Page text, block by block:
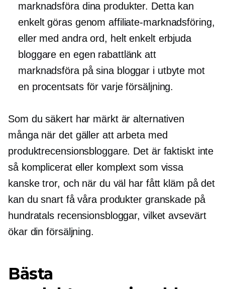
marknadsföra dina produkter. Detta kan
enkelt göras genom affiliate-marknadsföring,
eller med andra ord, helt enkelt erbjuda
bloggare en egen rabattlänk att
marknadsföra på sina bloggar i utbyte mot
en procentsats för varje försäljning.
Som du säkert har märkt är alternativen
många när det gäller att arbeta med
produktrecensionsbloggare. Det är faktiskt inte
så komplicerat eller komplext som vissa
kanske tror, ​​och när du väl har fått kläm på det
kan du snart få våra produkter granskade på
hundratals recensionsbloggar, vilket avsevärt
ökar din försäljning.
Bästa